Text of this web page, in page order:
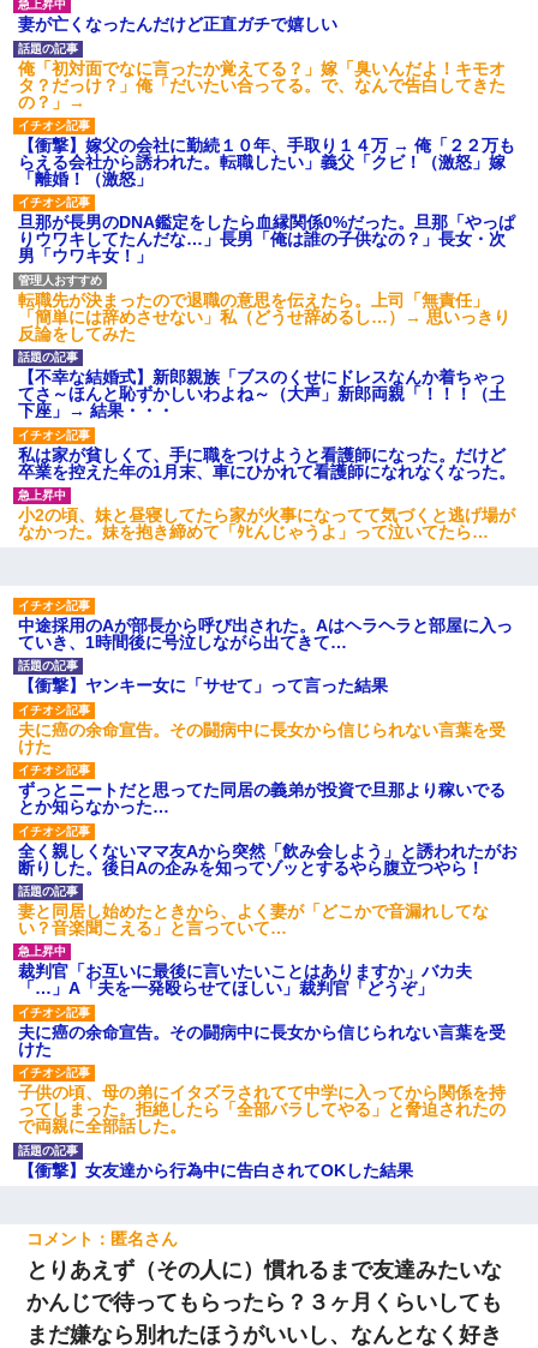
妻が亡くなったんだけど正直ガチで嬉しい
俺「初対面でなに言ったか覚えてる？」嫁「臭いんだよ！キモオ
タ？だっけ？」俺「だいたい合ってる。で、なんで告白してきた
の？」→
【衝撃】嫁父の会社に勤続１０年、手取り１４万 → 俺「２２万も
らえる会社から誘われた。転職したい」義父「クビ！（激怒」嫁
「離婚！（激怒」
旦那が長男のDNA鑑定をしたら血縁関係0%だった。旦那「やっぱ
りウワキしてたんだな…」長男「俺は誰の子供なの？」長女・次
男「ウワキ女！」
転職先が決まったので退職の意思を伝えたら。上司「無責任」
「簡単には辞めさせない」私（どうせ辞めるし…）→ 思いっきり
反論をしてみた
【不幸な結婚式】新郎親族「ブスのくせにドレスなんか着ちゃっ
てさ～ほんと恥ずかしいわよね～（大声」新郎両親「！！！（土
下座」→ 結果・・・
私は家が貧しくて、手に職をつけようと看護師になった。だけど
卒業を控えた年の1月末、車にひかれて看護師になれなくなった。
小2の頃、妹と昼寝してたら家が火事になってて気づくと逃げ場が
なかった。妹を抱き締めて「ﾀﾋんじゃうよ」って泣いてたら…
中途採用のAが部長から呼び出された。Aはヘラヘラと部屋に入っ
ていき、1時間後に号泣しながら出てきて…
【衝撃】ヤンキー女に「サせて」って言った結果
夫に癌の余命宣告。その闘病中に長女から信じられない言葉を受
けた
ずっとニートだと思ってた同居の義弟が投資で旦那より稼いでる
とか知らなかった…
全く親しくないママ友Aから突然「飲み会しよう」と誘われたがお
断りした。後日Aの企みを知ってゾッとするやら腹立つやら！
妻と同居し始めたときから、よく妻が「どこかで音漏れしてな
い？音楽聞こえる」と言っていて…
裁判官「お互いに最後に言いたいことはありますか」バカ夫
「…」A「夫を一発殴らせてほしい」裁判官「どうぞ」
夫に癌の余命宣告。その闘病中に長女から信じられない言葉を受
けた
子供の頃、母の弟にイタズラされてて中学に入ってから関係を持
ってしまった。拒絶したら「全部バラしてやる」と脅迫されたの
で両親に全部話した。
【衝撃】女友達から行為中に告白されてOKした結果
匿名
とりあえず（その人に）慣れるまで友達みたいな
かんじで待ってもらったら？３ヶ月くらいしても
まだ嫌なら別れたほうがいいし、なんとなく好き